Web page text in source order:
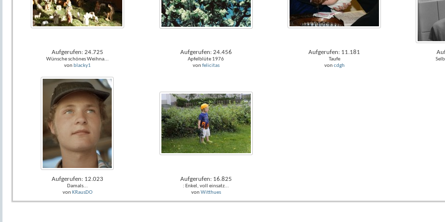
Aufgerufen: 24.725
Wünsche schönes Weihna...
von blacky1
Aufgerufen: 24.456
Apfelblüte 1976
von felicitas
Aufgerufen: 11.181
Taufe
von cdgh
Aufgerufen: 12.023
Damals...
von KRausDO
Aufgerufen: 16.825
: Enkel, voll einsatz...
von Witthues